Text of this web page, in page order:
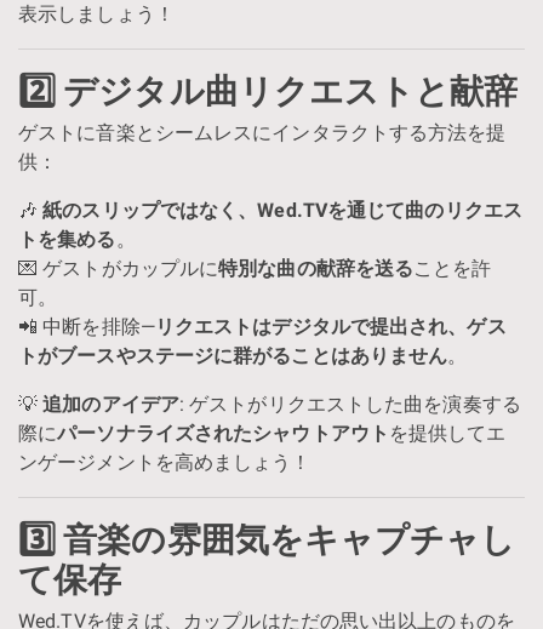
表示しましょう！
2️⃣ デジタル曲リクエストと献辞
ゲストに音楽とシームレスにインタラクトする方法を提
供：
🎶紙のスリップではなく、Wed.TVを通じて曲のリクエス
トを集める 。
💌 ゲストがカップルに特別な曲の献辞を送ることを許
可。
📲 中断を排除—リクエストはデジタルで提出され、ゲス
トがブースやステージに群がることはありません。
💡追加のアイデア: ゲストがリクエストした曲を演奏する
際にパーソナライズされたシャウトアウト を提供してエ
ンゲージメントを高めましょう！
3️⃣ 音楽の雰囲気をキャプチャし
て保存
Wed.TVを使えば、カップルはただの思い出以上のものを